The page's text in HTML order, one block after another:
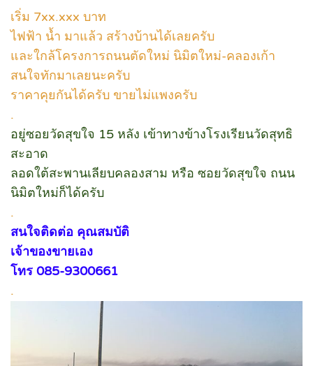
เริ่ม 7xx.xxx บาท
ไฟฟ้า น้ำ มาแล้ว สร้างบ้านได้เลยครับ
และใกล้โครงการถนนตัดใหม่ นิมิตใหม่-คลองเก้า
สนใจทักมาเลยนะครับ
ราคาคุยกันได้ครับ ขายไม่แพงครับ
.
อยู่ซอยวัดสุขใจ 15 หลัง เข้าทางข้างโรงเรียนวัดสุทธิ
สะอาด
ลอดใต้สะพานเลียบคลองสาม หรือ ซอยวัดสุขใจ ถนน
นิมิตใหม่ก็ได้ครับ
.
สนใจติดต่อ คุณสมบัติ
เจ้าของขายเอง
โทร 085-9300661
.